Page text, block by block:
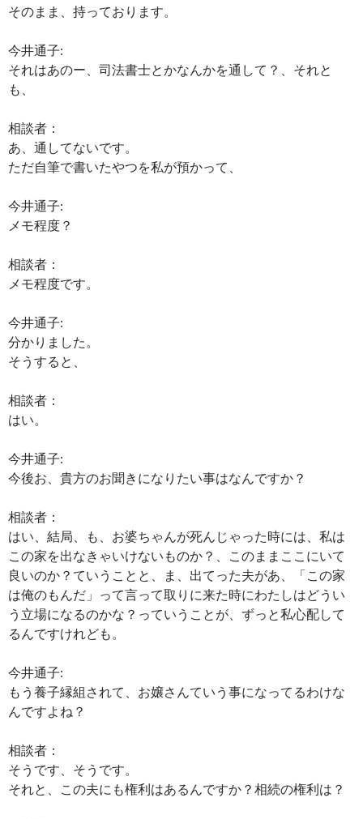
そのまま、持っております。
今井通子:
それはあのー、司法書士とかなんかを通して？、それと
も、
相談者：
あ、通してないです。
ただ自筆で書いたやつを私が預かって、
今井通子:
メモ程度？
相談者：
メモ程度です。
今井通子:
分かりました。
そうすると、
相談者：
はい。
今井通子:
今後お、貴方のお聞きになりたい事はなんですか？
相談者：
はい、結局、も、お婆ちゃんが死んじゃった時には、私は
この家を出なきゃいけないものか？、このままここにいて
良いのか？ていうことと、ま、出てった夫があ、「この家
は俺のもんだ」って言って取りに来た時にわたしはどうい
う立場になるのかな？っていうことが、ずっと私心配して
るんですけれども。
今井通子:
もう養子縁組されて、お嬢さんていう事になってるわけな
んですよね？
相談者：
そうです、そうです。
それと、この夫にも権利はあるんですか？相続の権利は？